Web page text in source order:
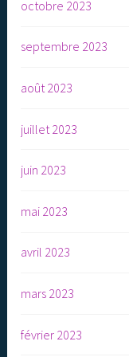
octobre 2023
septembre 2023
août 2023
juillet 2023
juin 2023
mai 2023
avril 2023
mars 2023
février 2023